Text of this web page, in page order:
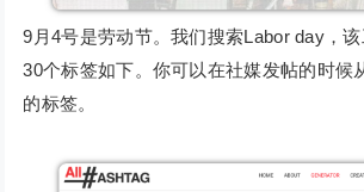
9月4号是劳动节。我们搜索Labor day，
30个标签如下。你可以在社媒发帖的时候
的标签。